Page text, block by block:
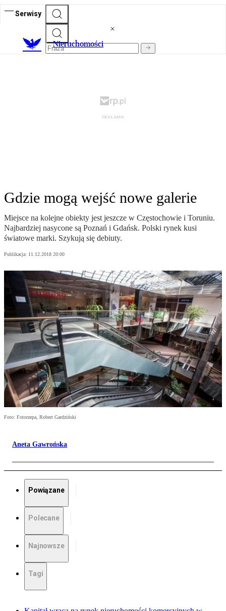
Serwisy
Nieruchomości
Gdzie mogą wejść nowe galerie
Miejsce na kolejne obiekty jest jeszcze w Częstochowie i Toruniu.
Najbardziej nasycone są Poznań i Gdańsk. Polski rynek kusi
światowe marki. Szykują się debiuty.
Publikacja: 11.12.2018 20:00
Foto: Fotorzepa, Robert Gardziński
Aneta Gawrońska
Powiązane
Polecane
Najnowsze
Tagi